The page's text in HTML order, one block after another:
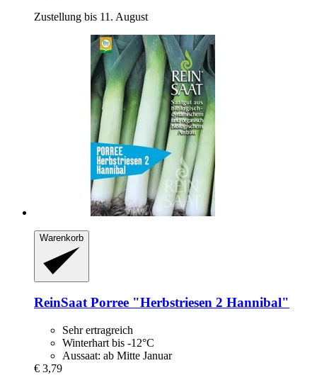
Zustellung bis 11. August
Warenkorb
ReinSaatPorree "Herbstriesen 2 Hannibal"
Sehr ertragreich
Winterhart bis -12°C
Aussaat: ab Mitte Januar
€ 3,79